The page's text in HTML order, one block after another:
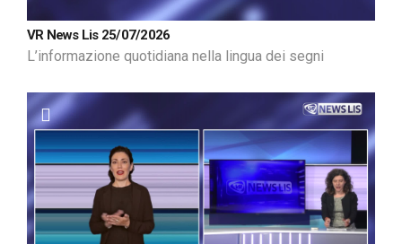
VR News Lis 25/07/2026
L’informazione quotidiana nella lingua dei segni